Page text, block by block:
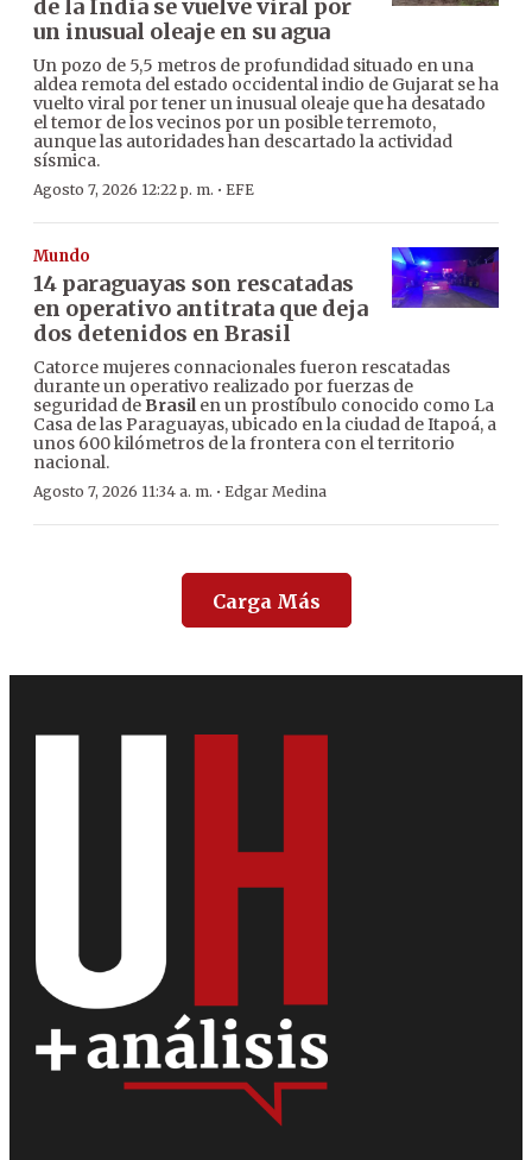
de la India se vuelve viral por
un inusual oleaje en su agua
Un pozo de 5,5 metros de profundidad situado en una
aldea remota del estado occidental indio de Gujarat se ha
vuelto viral por tener un inusual oleaje que ha desatado
el temor de los vecinos por un posible terremoto,
aunque las autoridades han descartado la actividad
sísmica.
Agosto 7, 2026 12:22 p. m. · EFE
Mundo
14 paraguayas son rescatadas
en operativo antitrata que deja
dos detenidos en Brasil
Catorce mujeres connacionales fueron rescatadas
durante un operativo realizado por fuerzas de
seguridad de Brasilen un prostíbulo conocido como La
Casa de las Paraguayas, ubicado en la ciudad de Itapoá, a
unos 600 kilómetros de la frontera con el territorio
nacional.
Agosto 7, 2026 11:34 a. m. · Edgar Medina
Carga Más